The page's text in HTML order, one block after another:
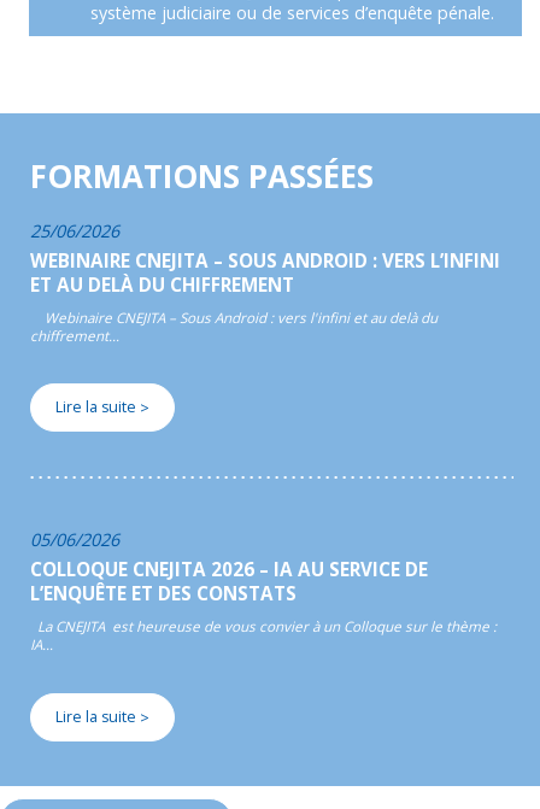
système judiciaire ou de services d’enquête pénale.
FORMATIONS PASSÉES
25/06/2026
WEBINAIRE CNEJITA – SOUS ANDROID : VERS L’INFINI
ET AU DELÀ DU CHIFFREMENT
Webinaire CNEJITA – Sous Android : vers l'infini et au delà du
chiffrement…
Lire la suite >
05/06/2026
COLLOQUE CNEJITA 2026 – IA AU SERVICE DE
L’ENQUÊTE ET DES CONSTATS
La CNEJITA est heureuse de vous convier à un Colloque sur le thème :
IA…
Lire la suite >